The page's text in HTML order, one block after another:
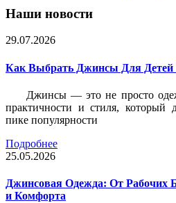
Наши новости
29.07.2026
Как Выбрать Джинсы Для Детей
Джинсы — это не просто
практичности и стиля, который
пике популярности
Подробнее
25.05.2026
Джинсовая Одежда: От Рабочих
и Комфорта